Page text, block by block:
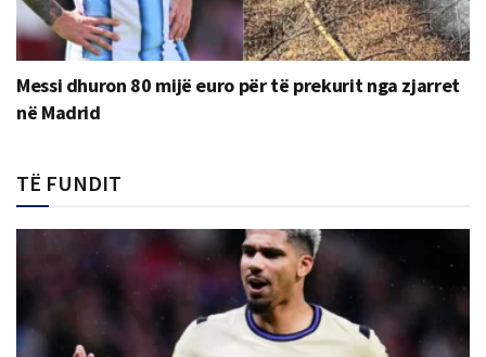
Messi dhuron 80 mijë euro për të prekurit nga zjarret
në Madrid
TË FUNDIT